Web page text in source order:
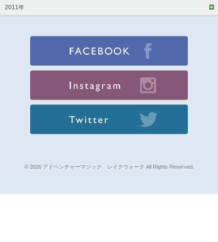
2011年
© 2026 アドベンチャーマジック レイクウォーク All Rights Reserved.